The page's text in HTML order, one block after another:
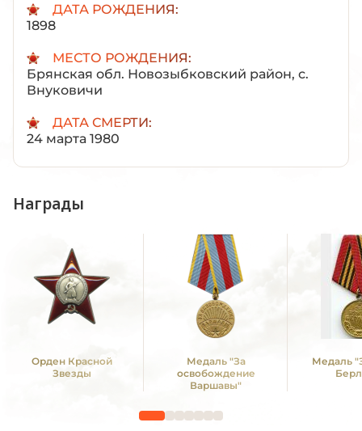
ДАТА РОЖДЕНИЯ:
1898
МЕСТО РОЖДЕНИЯ:
Брянская обл. Новозыбковский район, с.
Внуковичи
ДАТА СМЕРТИ:
24 марта 1980
Награды
Орден Красной
Звезды
Медаль "За
освобождение
Варшавы"
Медаль